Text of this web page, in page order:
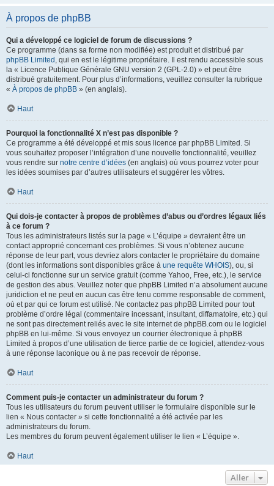
À propos de phpBB
Qui a développé ce logiciel de forum de discussions ?
Ce programme (dans sa forme non modifiée) est produit et distribué par
phpBB Limited , qui en est le légitime propriétaire. Il est rendu accessible sous
la « Licence Publique Générale GNU version 2 (GPL-2.0) » et peut être
distribué gratuitement. Pour plus d’informations, veuillez consulter la rubrique
« À propos de phpBB » (en anglais).
Haut
Pourquoi la fonctionnalité X n’est pas disponible ?
Ce programme a été développé et mis sous licence par phpBB Limited. Si
vous souhaitez proposer l’intégration d’une nouvelle fonctionnalité, veuillez
vous rendre sur notre centre d’idées (en anglais) où vous pourrez voter pour
les idées soumises par d’autres utilisateurs et suggérer les vôtres.
Haut
Qui dois-je contacter à propos de problèmes d’abus ou d’ordres légaux liés
à ce forum ?
Tous les administrateurs listés sur la page « L’équipe » devraient être un
contact approprié concernant ces problèmes. Si vous n’obtenez aucune
réponse de leur part, vous devriez alors contacter le propriétaire du domaine
(dont les informations sont disponibles grâce à une requête WHOIS), ou, si
celui-ci fonctionne sur un service gratuit (comme Yahoo, Free, etc.), le service
de gestion des abus. Veuillez noter que phpBB Limited n’a absolument aucune
juridiction et ne peut en aucun cas être tenu comme responsable de comment,
où et par qui ce forum est utilisé. Ne contactez pas phpBB Limited pour tout
problème d’ordre légal (commentaire incessant, insultant, diffamatoire, etc.) qui
ne sont pas directement reliés avec le site internet de phpBB.com ou le logiciel
phpBB en lui-même. Si vous envoyez un courrier électronique à phpBB
Limited à propos d’une utilisation de tierce partie de ce logiciel, attendez-vous
à une réponse laconique ou à ne pas recevoir de réponse.
Haut
Comment puis-je contacter un administrateur du forum ?
Tous les utilisateurs du forum peuvent utiliser le formulaire disponible sur le
lien « Nous contacter » si cette fonctionnalité a été activée par les
administrateurs du forum.
Les membres du forum peuvent également utiliser le lien « L’équipe ».
Haut
Aller